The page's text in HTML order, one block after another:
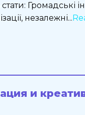
Громадські
незалежні...
и